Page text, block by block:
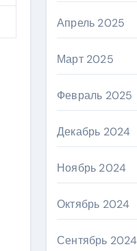
Апрель 2025
Март 2025
Февраль 2025
Декабрь 2024
Ноябрь 2024
Октябрь 2024
Сентябрь 2024